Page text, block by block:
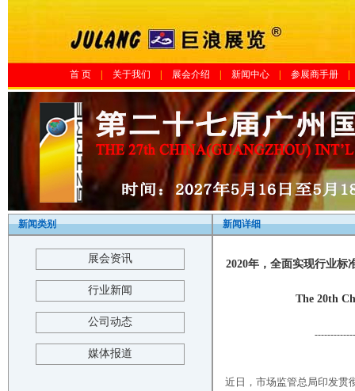
首 页 关于我们 展会介绍 新闻中心 参展商手册|
新闻类别
展会资讯
行业新闻
公司动态
媒体报道
新闻详细
2020年，全面实现行业标
The 20th
近日，市场监管总局印发贯